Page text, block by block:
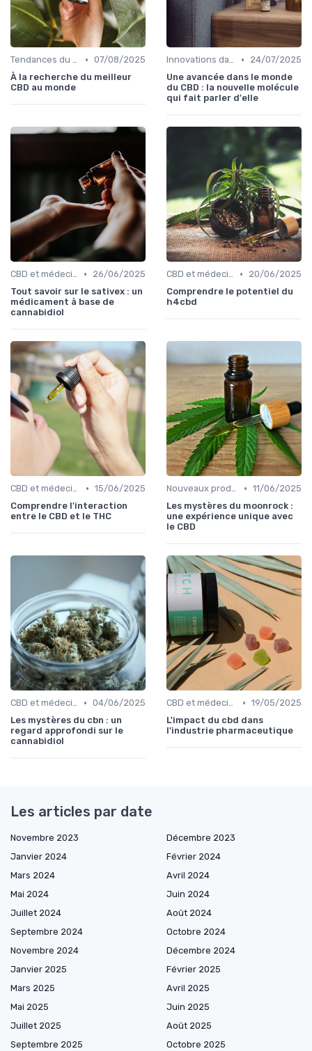
Tendances du marché • 07/08/2025
À la recherche du meilleur
CBD au monde
Innovations dans le CBD •
24/07/2025
Une avancée dans le monde
du CBD : la nouvelle molécule
qui fait parler d'elle
CBD et médecine •
26/06/2025
Tout savoir sur le sativex : un
médicament à base de
cannabidiol
CBD et médecine •
20/06/2025
Comprendre le potentiel du
h4cbd
CBD et médecine • 15/06/2025
Comprendre l'interaction
entre le CBD et le THC
Nouveaux produits • 11/06/2025
Les mystères du moonrock :
une expérience unique avec
le CBD
CBD et médecine • 04/06/2025
Les mystères du cbn : un
regard approfondi sur le
cannabidiol
CBD et médecine • 19/05/2025
L'impact du cbd dans
l'industrie pharmaceutique
Les articles par date
Novembre 2023
Décembre 2023
Janvier 2024
Février 2024
Mars 2024
Avril 2024
Mai 2024
Juin 2024
Juillet 2024
Août 2024
Septembre 2024
Octobre 2024
Novembre 2024
Décembre 2024
Janvier 2025
Février 2025
Mars 2025
Avril 2025
Mai 2025
Juin 2025
Juillet 2025
Août 2025
Septembre 2025
Octobre 2025